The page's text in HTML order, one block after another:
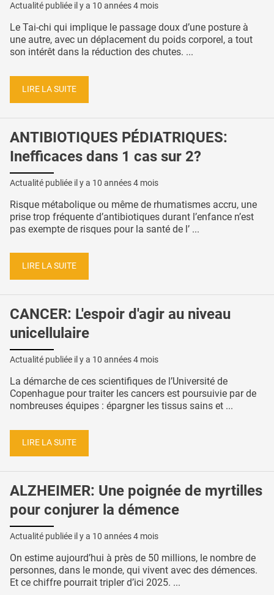
Actualité publiée il y a 10 années 4 mois
Le Tai-chi qui implique le passage doux d’une posture à
une autre, avec un déplacement du poids corporel, a tout
son intérêt dans la réduction des chutes. ...
LIRE LA SUITE
ANTIBIOTIQUES PÉDIATRIQUES:
Inefficaces dans 1 cas sur 2?
Actualité publiée il y a 10 années 4 mois
Risque métabolique ou même de rhumatismes accru, une
prise trop fréquente d’antibiotiques durant l’enfance n’est
pas exempte de risques pour la santé de l’ ...
LIRE LA SUITE
CANCER: L'espoir d'agir au niveau
unicellulaire
Actualité publiée il y a 10 années 4 mois
La démarche de ces scientifiques de l’Université de
Copenhague pour traiter les cancers est poursuivie par de
nombreuses équipes : épargner les tissus sains et ...
LIRE LA SUITE
ALZHEIMER: Une poignée de myrtilles
pour conjurer la démence
Actualité publiée il y a 10 années 4 mois
On estime aujourd’hui à près de 50 millions, le nombre de
personnes, dans le monde, qui vivent avec des démences.
Et ce chiffre pourrait tripler d’ici 2025. ...